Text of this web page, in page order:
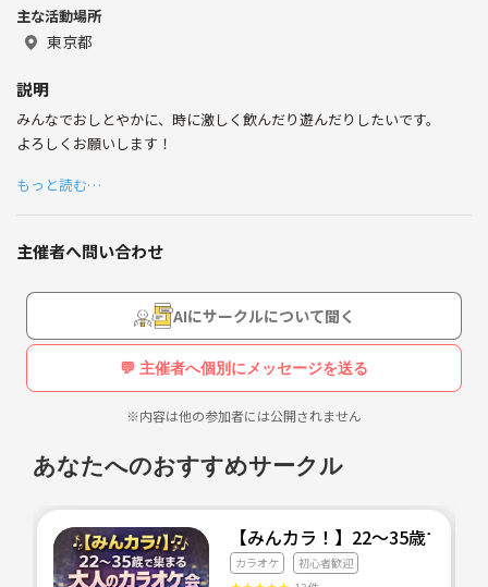
主な活動場所
東京都
説明
みんなでおしとやかに、時に激しく飲んだり遊んだりしたいです。
よろしくお願いします！
もっと読む…
主催者へ問い合わせ
AIにサークルについて聞く
💬 主催者へ個別にメッセージを送る
※内容は他の参加者には公開されません
あなたへのおすすめサークル
【みんカラ！】22〜35歳で集
カラオケ 初心者歓迎